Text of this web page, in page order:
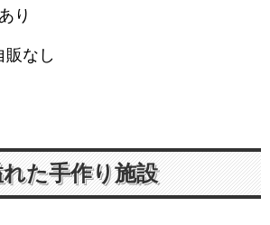
り
販なし
た手作り施設